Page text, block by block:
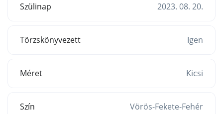
Szülinap 2023. 08. 20.
Törzskönyvezett Igen
Méret Kicsi
Szín Vörös-Fekete-Fehér